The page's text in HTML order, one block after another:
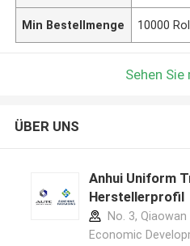
Min Bestellmenge 10000
Sehen Sie
ÜBER UNS
Anhui Uniform
Herstellerprofil
No. 3, Qiaowan
Economic